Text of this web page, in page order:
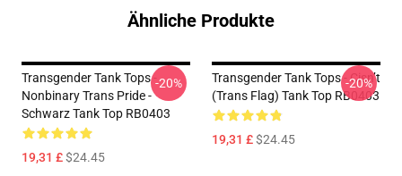
Ähnliche Produkte
Transgender Tank Tops -
Nonbinary Trans Pride -
Schwarz Tank Top RB0403
19,31 £$24.45
-20%
Transgender Tank Tops - Cisn’t
(Trans Flag) Tank Top RB0403
19,31 £$24.45
-20%